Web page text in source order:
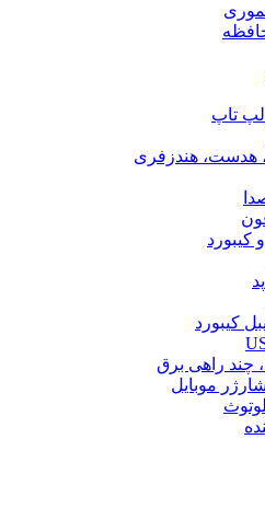
تاپ
هدست، هندزفری
کیبورد
چند راهی برق
شارژر موبایل